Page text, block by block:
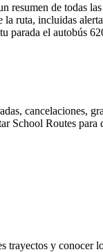
de todas
ruta, incluidas
parada el autobús
cancelaciones,
School Routes para
y conocer